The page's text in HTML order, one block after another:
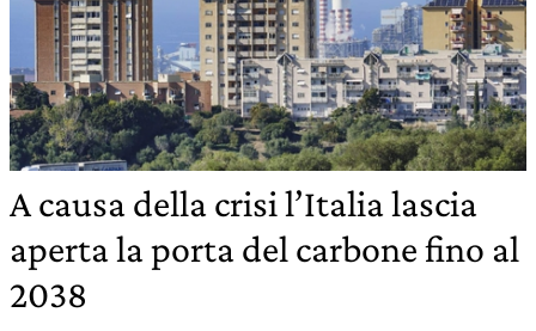
A causa della crisi l’Italia lascia
aperta la porta del carbone fino al
2038